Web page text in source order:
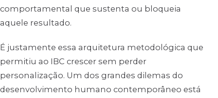
comportamental que sustenta ou bloqueia
aquele resultado.
É justamente essa arquitetura metodológica que
permitiu ao IBC crescer sem perder
personalização. Um dos grandes dilemas do
desenvolvimento humano contemporâneo está